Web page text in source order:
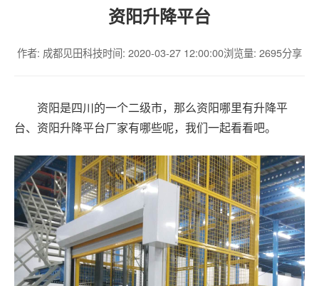
资阳升降平台
作者: 成都见田科技时间: 2020-03-27 12:00:00浏览量: 2695分享
资阳是四川的一个二级市，那么资阳哪里有升降平
台、资阳升降平台厂家有哪些呢，我们一起看看吧。